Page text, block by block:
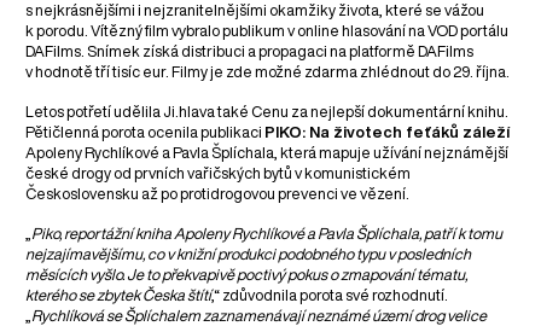
s nejkrásnějšími i nejzranitelnějšími okamžiky života, které se vážou
k porodu. Vítězný film vybralo publikum v online hlasování na VOD portálu
DAFilms. Snímek získá distribuci a propagaci na platformě DAFilms
v hodnotě tří tisíc eur. Filmy je zde možné zdarma zhlédnout do 29. října.
Letos potřetí udělila Ji.hlava také Cenu za nejlepší dokumentární knihu.
Pětičlenná porota ocenila publikaci PIKO: Na životech feťáků záleží
Apoleny Rychlíkové a Pavla Šplíchala, která mapuje užívání nejznámější
české drogy od prvních vařičských bytů v komunistickém
Československu až po protidrogovou prevenci ve vězení.
Piko, reportážní kniha Apoleny Rychlíkové a Pavla Šplíchala, patří k tomu
nejzajímavějšímu, co v knižní produkci podobného typu v posledních
měsících vyšlo. Je to překvapivě poctivý pokus o zmapování tématu,
kterého se zbytek Česka štítí,“ zdůvodnila porota své rozhodnutí.
Rychlíková se Šplíchalem zaznamenávají neznámé území drog velice